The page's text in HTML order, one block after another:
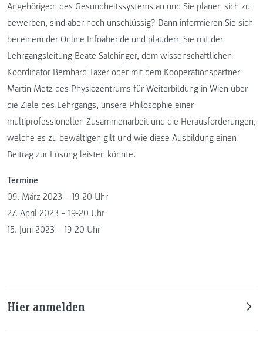
Angehörige:n des Gesundheitssystems an und Sie planen sich zu
bewerben, sind aber noch unschlüssig? Dann informieren Sie sich
bei einem der Online Infoabende und plaudern Sie mit der
Lehrgangsleitung Beate Salchinger, dem wissenschaftlichen
Koordinator Bernhard Taxer oder mit dem Kooperationspartner
Martin Metz des Physiozentrums für Weiterbildung in Wien über
die Ziele des Lehrgangs, unsere Philosophie einer
multiprofessionellen Zusammenarbeit und die Herausforderungen,
welche es zu bewältigen gilt und wie diese Ausbildung einen
Beitrag zur Lösung leisten könnte.
Termine
09. März 2023 – 19-20 Uhr
27. April 2023 – 19-20 Uhr
15. Juni 2023 – 19-20 Uhr
Hier anmelden